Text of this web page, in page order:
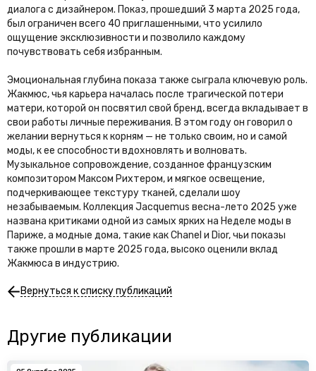
диалога с дизайнером. Показ, прошедший 3 марта 2025 года,
был ограничен всего 40 приглашенными, что усилило
ощущение эксклюзивности и позволило каждому
почувствовать себя избранным.
Эмоциональная глубина показа также сыграла ключевую роль.
Жакмюс, чья карьера началась после трагической потери
матери, которой он посвятил свой бренд, всегда вкладывает в
свои работы личные переживания. В этом году он говорил о
желании вернуться к корням — не только своим, но и самой
моды, к ее способности вдохновлять и волновать.
Музыкальное сопровождение, созданное французским
композитором Максом Рихтером, и мягкое освещение,
подчеркивающее текстуру тканей, сделали шоу
незабываемым. Коллекция Jacquemus весна-лето 2025 уже
названа критиками одной из самых ярких на Неделе моды в
Париже, а модные дома, такие как Chanel и Dior, чьи показы
также прошли в марте 2025 года, высоко оценили вклад
Жакмюса в индустрию.
Вернуться к списку публикаций
Другие публикации